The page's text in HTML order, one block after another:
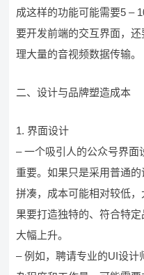
成这样的功能可能需要5 –
要开发前端的交互界面，
理大量的音视频数据传输。
二、设计与品牌塑造成本
1. 界面设计
– 一个吸引人的公众号界面
重要。如果只是采用普通
拼凑，成本可能相对较低
果要打造独特的、符合特
大幅上升。
– 例如，聘请专业的UI设计